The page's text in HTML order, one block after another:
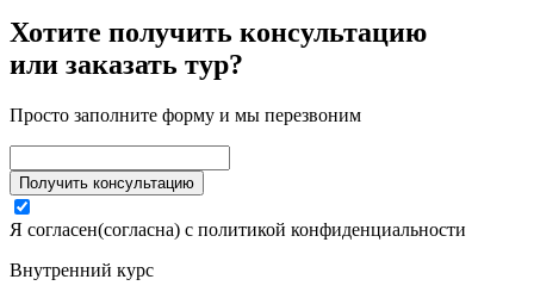
Хотите получить консультацию
или заказать тур?
Просто заполните форму и мы перезвоним
Я согласен(согласна) с политикой конфиденциальности
Внутренний курс